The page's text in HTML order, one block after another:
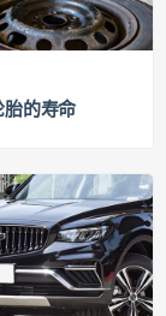
胎的寿命